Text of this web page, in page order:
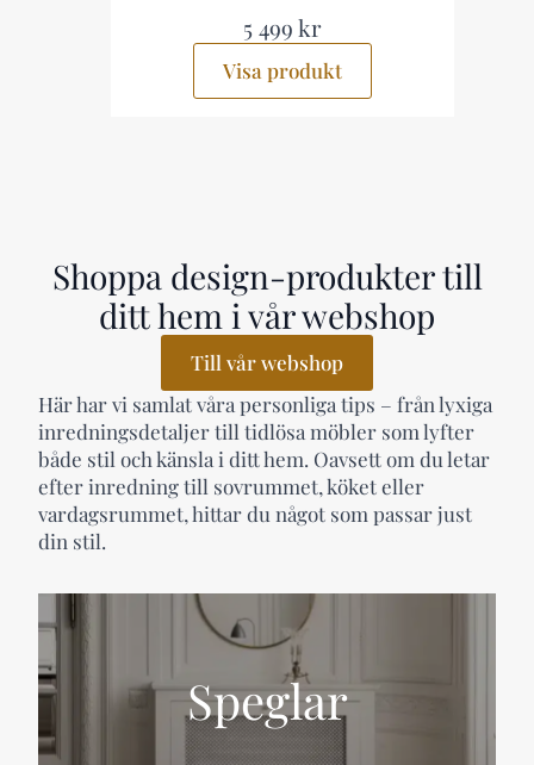
5 499 kr
Visa produkt
Speglar
Shoppa design-produkter till
ditt hem i vår webshop
Till vår webshop
Här har vi samlat våra personliga tips – från lyxiga
inredningsdetaljer till tidlösa möbler som lyfter
både stil och känsla i ditt hem. Oavsett om du letar
efter inredning till sovrummet, köket eller
vardagsrummet, hittar du något som passar just
din stil.